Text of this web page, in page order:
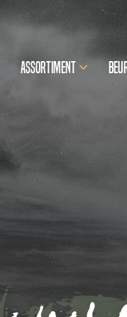
Assortiment